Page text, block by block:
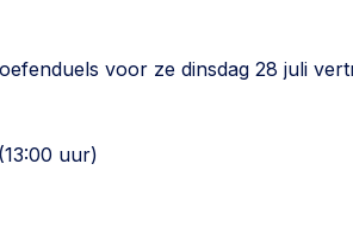
voor ze dinsdag 28 juli
uur)